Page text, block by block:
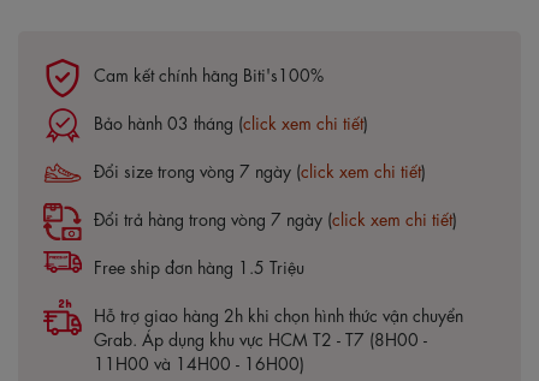
Cam kết chính hãng Biti's100%
Bảo hành 03 tháng (click xem chi tiết)
Đổi size trong vòng 7 ngày (click xem chi tiết)
Đổi trả hàng trong vòng 7 ngày (click xem chi tiết)
Free ship đơn hàng 1.5 Triệu
Hỗ trợ giao hàng 2h khi chọn hình thức vận chuyển
Grab. Áp dụng khu vực HCM T2 - T7 (8H00 -
11H00 và 14H00 - 16H00)